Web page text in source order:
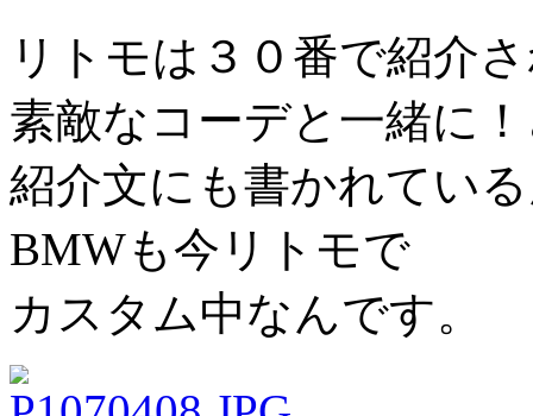
リトモは３０番で紹介
素敵なコーデと一緒に
紹介文にも書かれてい
BMWも今リトモで
カスタム中なんです。